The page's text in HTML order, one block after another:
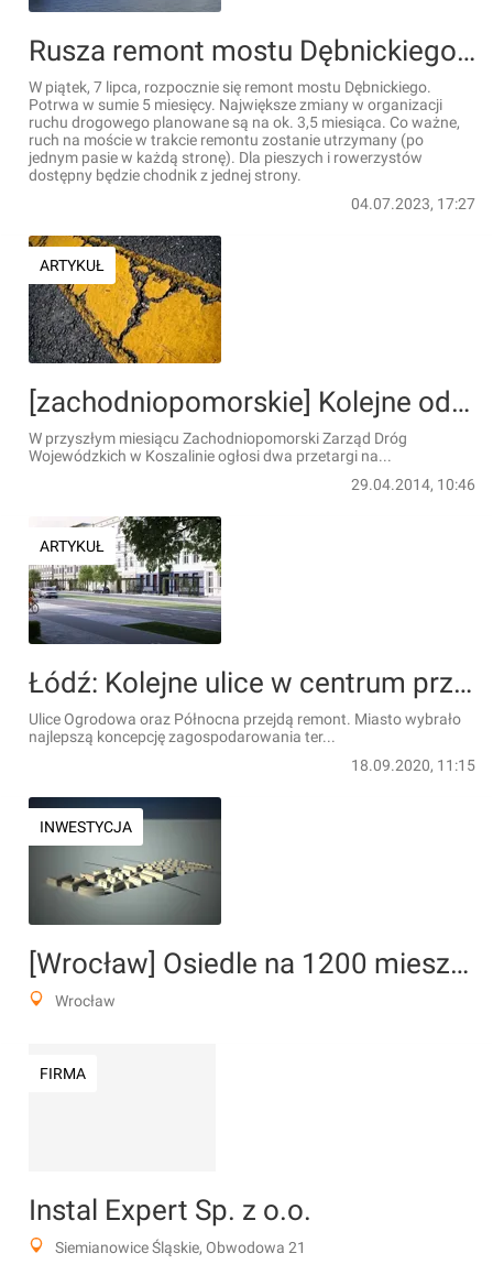
Rusza remont mostu Dębnickiego w Krakowie [FILMY]
W piątek, 7 lipca, rozpocznie się remont mostu Dębnickiego.
Potrwa w sumie 5 miesięcy. Największe zmiany w organizacji
ruchu drogowego planowane są na ok. 3,5 miesiąca. Co ważne,
ruch na moście w trakcie remontu zostanie utrzymany (po
jednym pasie w każdą stronę). Dla pieszych i rowerzystów
dostępny będzie chodnik z jednej strony.
04.07.2023, 17:27
ARTYKUŁ
[zachodniopomorskie] Kolejne odcinki DW-163 przeznaczone do przebudowy
W przyszłym miesiącu Zachodniopomorski Zarząd Dróg
Wojewódzkich w Koszalinie ogłosi dwa przetargi na...
29.04.2014, 10:46
ARTYKUŁ
Łódź: Kolejne ulice w centrum przejdą remont
Ulice Ogrodowa oraz Północna przejdą remont. Miasto wybrało
najlepszą koncepcję zagospodarowania ter...
18.09.2020, 11:15
INWESTYCJA
[Wrocław] Osiedle na 1200 mieszkań, ul Buforowa/Asfaltowa
Wrocław
FIRMA
Instal Expert Sp. z o.o.
Siemianowice Śląskie, Obwodowa 21